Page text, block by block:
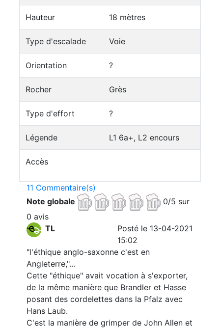
Hauteur 18 mètres
Type d'escalade Voie
Orientation ?
Rocher Grès
Type d'effort ?
Légende L1 6a+, L2 encours
Accès
11 Commentaire(s)
Note globale
0/5 sur
0 avis
TL
Posté le 13-04-2021
15:02
"l'éthique anglo-saxonne c'est en
Angleterre,"...
Cette "éthique" avait vocation à s'exporter,
de la même manière que Brandler et Hasse
posant des cordelettes dans la Pfalz avec
Hans Laub.
C'est la manière de grimper de John Allen et